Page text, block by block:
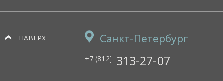
НАВЕРХ Санкт-Петербург
+7 (812) 313-27-07